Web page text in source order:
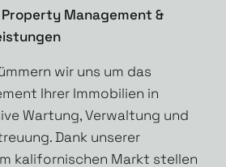
Management &
wir uns um das
Ihrer Immobilien in
Wartung, Verwaltung und
Dank unserer
kalifornischen Markt stellen